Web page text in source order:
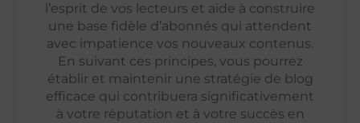
l’esprit de vos lecteurs et aide à construire
une base fidèle d’abonnés qui attendent
avec impatience vos nouveaux contenus.
En suivant ces principes, vous pourrez
établir et maintenir une stratégie de blog
efficace qui contribuera significativement
à votre réputation et à votre succès en